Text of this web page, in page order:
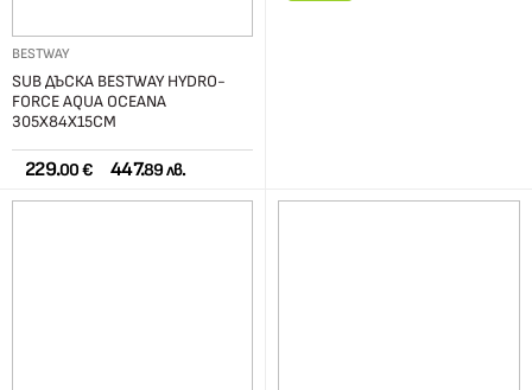
BESTWAY
SUB ДЪСКА BESTWAY HYDRO-
FORCE AQUA OCEANA
305X84X15СМ
229.00 € 447.89 лв.